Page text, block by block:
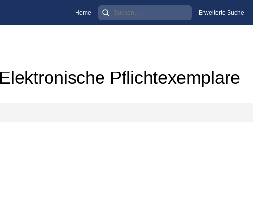
Home Erweiterte Suche
Elektronische Pflichtexemplare